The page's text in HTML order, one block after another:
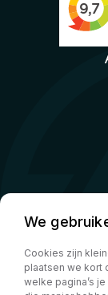
We
Cookies zijn
plaatsen we kort
welke pagina’s